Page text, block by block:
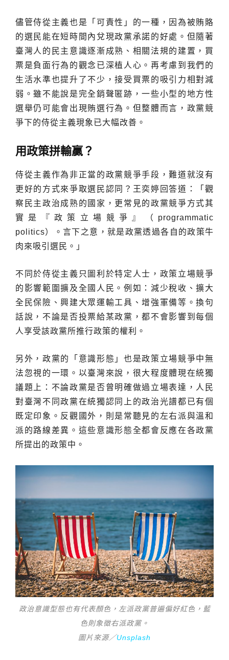
儘管侍從主義也是「可責性」的一種，因為被賄賂
的選民能在短時間內兌現政黨承諾的好處。但隨著
臺灣人的民主意識逐漸成熟、相關法規的建置，買
票是負面行為的觀念已深植人心。再考慮到我們的
生活水準也提升了不少，接受買票的吸引力相對減
弱。雖不能說是完全銷聲匿跡，一些小型的地方性
選舉仍可能會出現賄選行為。但整體而言，政黨競
爭下的侍從主義現象已大幅改善。
用政策拼輸贏？
侍從主義作為非正當的政黨競爭手段，難道就沒有
更好的方式來爭取選民認同？王奕婷回答道：「觀
察民主政治成熟的國家，更常見的政黨競爭方式其
實是『政策立場競爭』（programmatic
politics）。言下之意，就是政黨透過各自的政策牛
肉來吸引選民。」
不同於侍從主義只圖利於特定人士，政策立場競爭
的影響範圍擴及全國人民。例如：減少稅收、擴大
全民保險、興建大眾運輸工具、增強軍備等。換句
話說，不論是否投票給某政黨，都不會影響到每個
人享受該政黨所推行政策的權利。
另外，政黨的「意識形態」也是政策立場競爭中無
法忽視的一環。以臺灣來說，很大程度體現在統獨
議題上：不論政黨是否曾明確做過立場表達，人民
對臺灣不同政黨在統獨認同上的政治光譜都已有個
既定印象。反觀國外，則是常聽見的左右派與溫和
派的路線差異。這些意識形態全都會反應在各政黨
所提出的政策中。
政治意識型態也有代表顏色，左派政黨普遍偏好紅色，藍
色則象徵右派政黨。
圖片來源／Unsplash